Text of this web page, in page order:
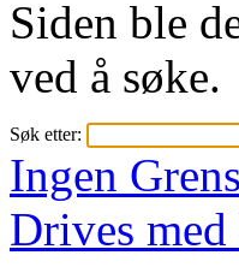
Siden ble
ved å søke.
Søk etter:
Ingen
Drives